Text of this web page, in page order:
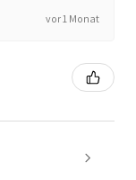
vor 1 Monat